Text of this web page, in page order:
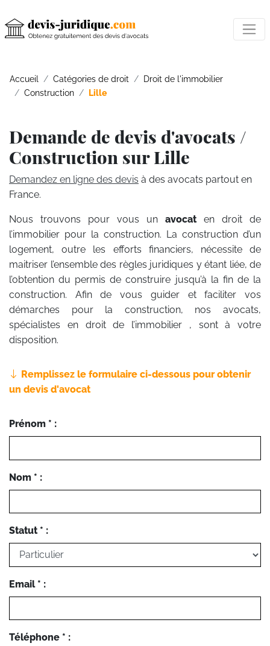
Accueil Catégories de droit
Droit de l'immobilier
Construction
Lille
Demande de devis d'avocats /
Construction sur Lille
Demandez en ligne des devis à des avocats partout en
France.
Nous trouvons pour vous un avocat en droit de
l’immobilier pour la construction. La construction d’un
logement, outre les efforts financiers, nécessite de
maitriser l’ensemble des règles juridiques y étant liée, de
l’obtention du permis de construire jusqu’à la fin de la
construction. Afin de vous guider et faciliter vos
démarches pour la construction, nos avocats,
spécialistes en droit de l’immobilier , sont à votre
disposition.
Remplissez le formulaire ci-dessous pour obtenir
un devis d'avocat
Prénom * :
Nom * :
Statut * :
Email * :
Téléphone * :